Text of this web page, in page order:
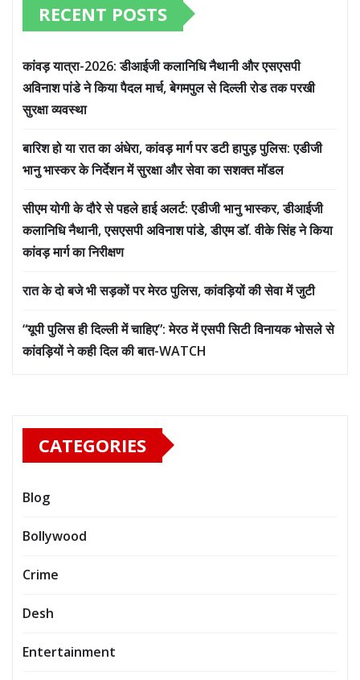
RECENT POSTS
कांवड़ यात्रा-2026: डीआईजी कलानिधि नैथानी और एसएसपी
अविनाश पांडे ने किया पैदल मार्च, बेगमपुल से दिल्ली रोड तक परखी
सुरक्षा व्यवस्था
बारिश हो या रात का अंधेरा, कांवड़ मार्ग पर डटी हापुड़ पुलिस: एडीजी
भानु भास्कर के निर्देशन में सुरक्षा और सेवा का सशक्त मॉडल
सीएम योगी के दौरे से पहले हाई अलर्ट: एडीजी भानु भास्कर, डीआईजी
कलानिधि नैथानी, एसएसपी अविनाश पांडे, डीएम डॉ. वीके सिंह ने किया
कांवड़ मार्ग का निरीक्षण
रात के दो बजे भी सड़कों पर मेरठ पुलिस, कांवड़ियों की सेवा में जुटी
“यूपी पुलिस ही दिल्ली में चाहिए”: मेरठ में एसपी सिटी विनायक भोसले से
कांवड़ियों ने कही दिल की बात-WATCH
CATEGORIES
Blog
Bollywood
Crime
Desh
Entertainment